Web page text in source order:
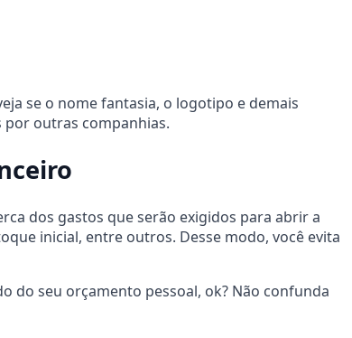
se o nome fantasia, o logotipo e demais
por outras companhias.
dos gastos que serão exigidos para abrir a
inicial, entre outros. Desse modo, você evita
do seu orçamento pessoal, ok? Não confunda